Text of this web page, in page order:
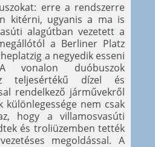
erre a rendszerre
kitérni, ugyanis a ma is
alagútban vezetett a
a Berliner Platz
a negyedik esseni
vonalon duóbuszok
teljesértékű dízel és
rendelkező járművekről
különlegessége nem csak
hogy a villamosvasúti
és troliüzemben tették
megoldással. A